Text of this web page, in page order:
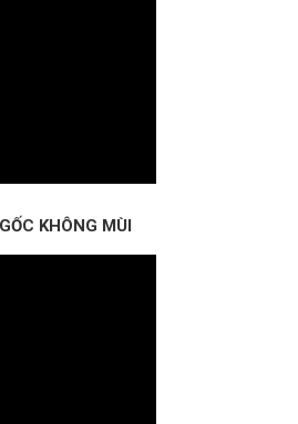
KHÔNG MÙI